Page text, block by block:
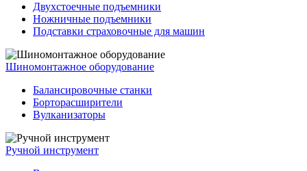
Двухстоечные подъемники
Ножничные подъемники
Подставки страховочные для машин
Шиномонтажное оборудование
Балансировочные станки
Борторасширители
Вулканизаторы
Ручной инструмент